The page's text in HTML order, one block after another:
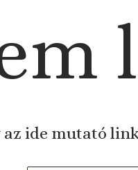
ide mutató